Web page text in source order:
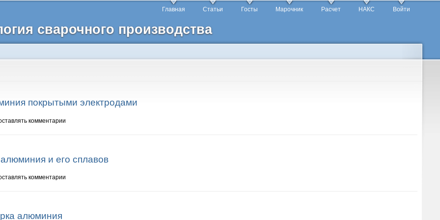
сварочного производства
Главная Статьи Госты Марочник Расчет НАКС Войти
покрытыми электродами
покрытыми электродами
комментарии
и его сплавов
алюминия и его сплавов
комментарии
алюминия